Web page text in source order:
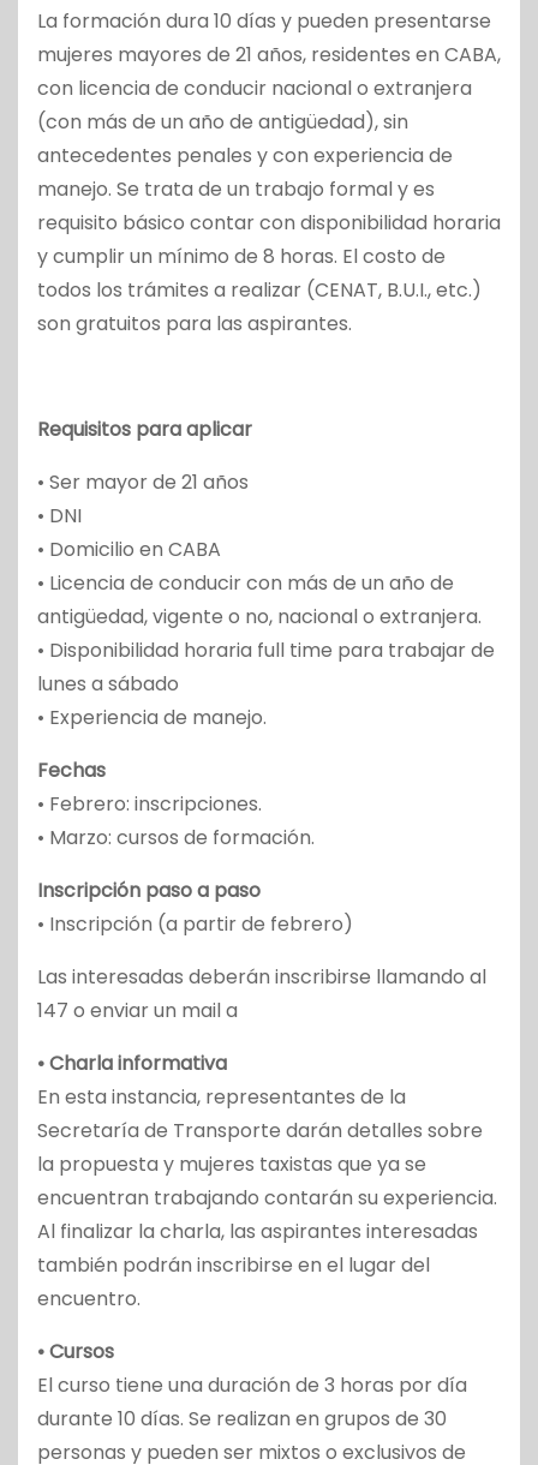
La formación dura 10 días y pueden presentarse
mujeres mayores de 21 años, residentes en CABA,
con licencia de conducir nacional o extranjera
(con más de un año de antigüedad), sin
antecedentes penales y con experiencia de
manejo. Se trata de un trabajo formal y es
requisito básico contar con disponibilidad horaria
y cumplir un mínimo de 8 horas. El costo de
todos los trámites a realizar (CENAT, B.U.I., etc.)
son gratuitos para las aspirantes.
Requisitos para aplicar
• Ser mayor de 21 años
• DNI
• Domicilio en CABA
• Licencia de conducir con más de un año de
antigüedad, vigente o no, nacional o extranjera.
• Disponibilidad horaria full time para trabajar de
lunes a sábado
• Experiencia de manejo.
Fechas
• Febrero: inscripciones.
• Marzo: cursos de formación.
Inscripción paso a paso
• Inscripción (a partir de febrero)
Las interesadas deberán inscribirse llamando al
147 o enviar un mail a
• Charla informativa
En esta instancia, representantes de la
Secretaría de Transporte darán detalles sobre
la propuesta y mujeres taxistas que ya se
encuentran trabajando contarán su experiencia.
Al finalizar la charla, las aspirantes interesadas
también podrán inscribirse en el lugar del
encuentro.
• Cursos
El curso tiene una duración de 3 horas por día
durante 10 días. Se realizan en grupos de 30
personas y pueden ser mixtos o exclusivos de